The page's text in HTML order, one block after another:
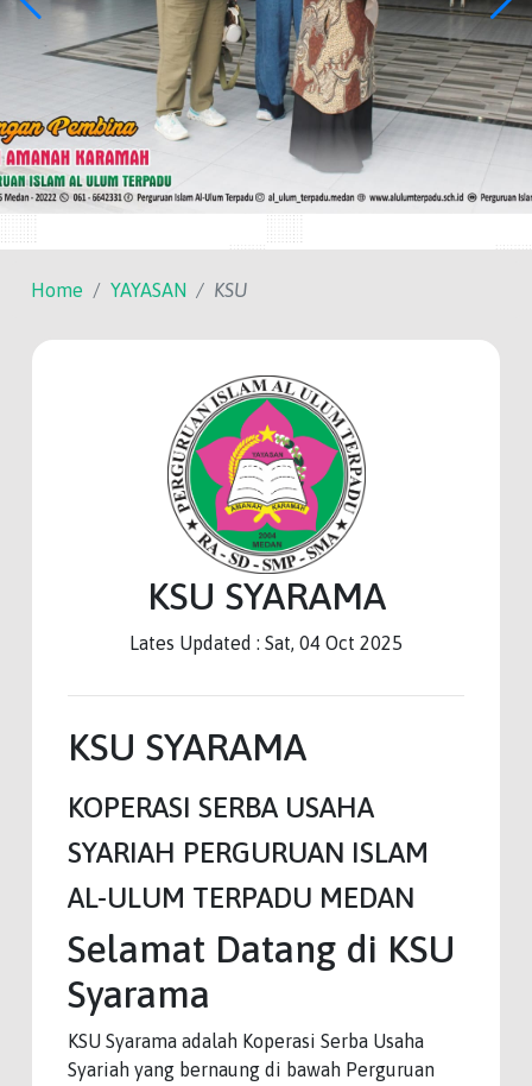
Home YAYASAN KSU
KSU SYARAMA
Lates Updated : Sat, 04 Oct 2025
KSU SYARAMA
KOPERASI SERBA USAHA
SYARIAH PERGURUAN ISLAM
AL-ULUM TERPADU MEDAN
Selamat Datang di KSU
Syarama
KSU Syarama adalah Koperasi Serba Usaha
Syariah yang bernaung di bawah Perguruan